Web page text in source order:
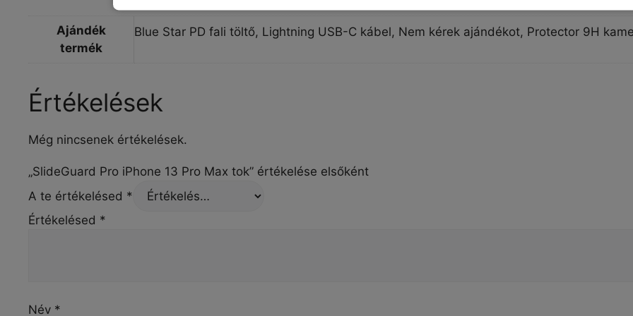
Ajándék
termék
Blue Star PD fali töltő, Lightning USB-C kábel, Nem kérek ajándékot, Protector 9H
Értékelések
Még nincsenek értékelések.
„SlideGuard Pro iPhone 13 Pro Max tok” értékelése elsőként
A te értékelésed *
Értékelésed *
Név *